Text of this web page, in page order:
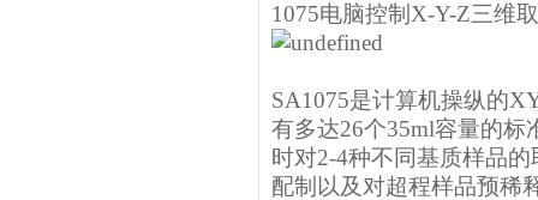
1075电脑控制X-Y-Z三维
SA1075是计算机操纵的
有多达26个35ml容量的标
时对2-4种不同基质样品
配制以及对超程样品预稀